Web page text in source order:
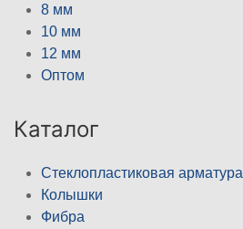
8 мм
10 мм
12 мм
Оптом
Каталог
Стеклопластиковая арматура
Колышки
Фибра